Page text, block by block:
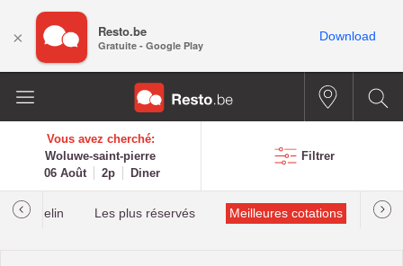
Vous avez cherché:
Woluwe-saint-pierre
06 Août
2p Diner
Filtrer
Michelin Les plus réservés Meilleures cotations
× Resto.be
Gratuite - Google Play
Download